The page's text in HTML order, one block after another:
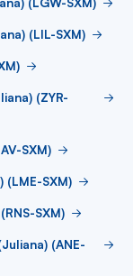
(LIL-SXM)
(ZYR-
SXM)
SXM)
SXM)
(ANE-